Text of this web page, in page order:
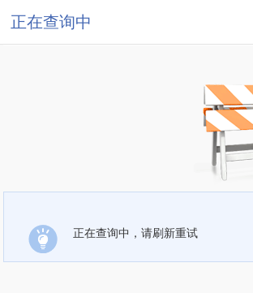
正在查询中
正在查询中，请刷新重试